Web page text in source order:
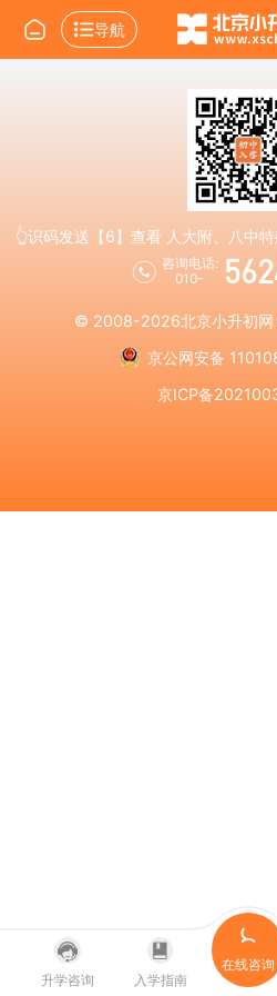
导航
👆识码发送【6】查看 人大附、八中
咨询电话:
010-
© 2008-2026北京小升初网
京公网安备
京ICP备
升学咨询 入学指南
在线咨询